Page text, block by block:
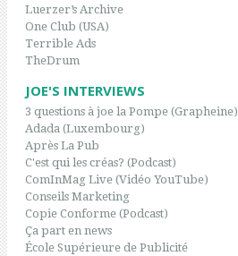
Luerzer’s Archive
One Club (USA)
Terrible Ads
TheDrum
JOE'S INTERVIEWS
3 questions à joe la Pompe (Grapheine)
Adada (Luxembourg)
Après La Pub
C'est qui les créas? (Podcast)
ComInMag Live (Vidéo YouTube)
Conseils Marketing
Copie Conforme (Podcast)
Ça part en news
École Supérieure de Publicité